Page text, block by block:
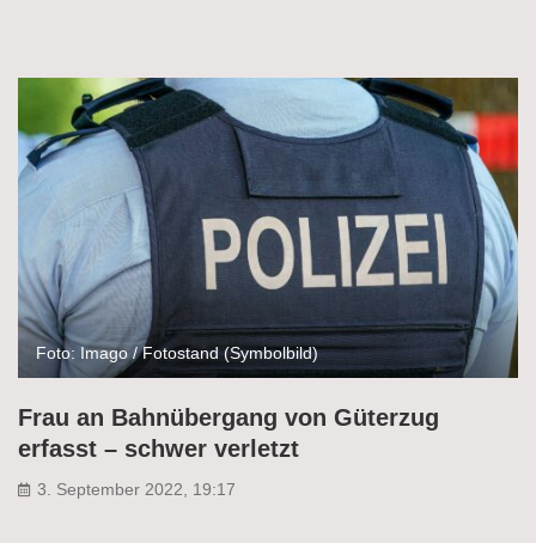
Foto: Imago / Fotostand (Symbolbild)
Frau an Bahnübergang von Güterzug
erfasst – schwer verletzt
3. September 2022, 19:17